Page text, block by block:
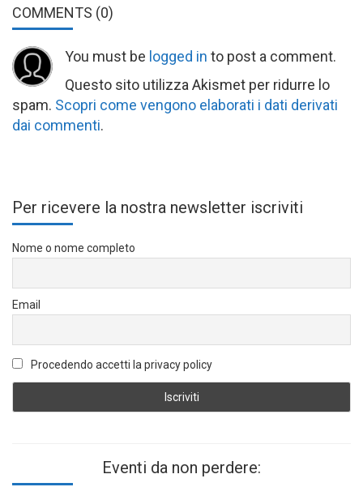
COMMENTS (0)
You must be logged in to post a comment.
Questo sito utilizza Akismet per ridurre lo
spam. Scopri come vengono elaborati i dati derivati
dai commenti.
Per ricevere la nostra newsletter iscriviti
Nome o nome completo
Email
Procedendo accetti la privacy policy
Eventi da non perdere: